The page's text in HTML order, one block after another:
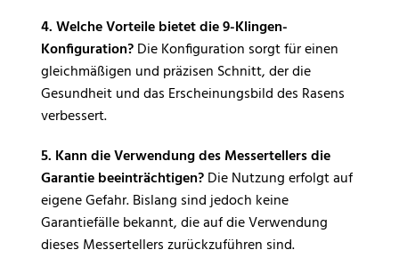
4. Welche Vorteile bietet die 9-Klingen-
Konfiguration?Die Konfiguration sorgt für einen
gleichmäßigen und präzisen Schnitt, der die
Gesundheit und das Erscheinungsbild des Rasens
verbessert.
5. Kann die Verwendung des Messertellers die
Garantie beeinträchtigen?Die Nutzung erfolgt auf
eigene Gefahr. Bislang sind jedoch keine
Garantiefälle bekannt, die auf die Verwendung
dieses Messertellers zurückzuführen sind.